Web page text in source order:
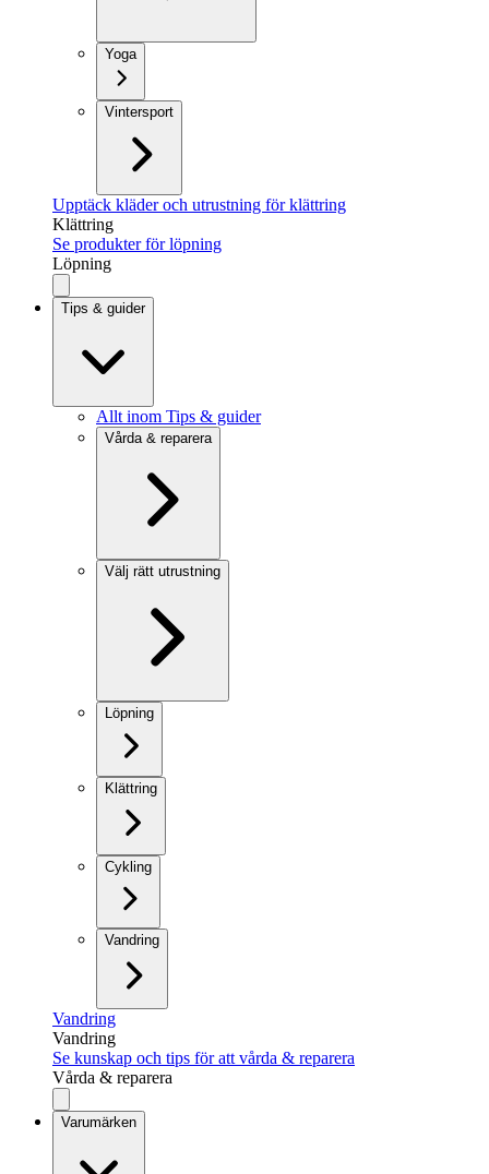
Yoga
Vintersport
Upptäck kläder och utrustning för klättring
Klättring
Se produkter för löpning
Löpning
Tips & guider
Allt inom Tips & guider
Vårda & reparera
Välj rätt utrustning
Löpning
Klättring
Cykling
Vandring
Vandring
Vandring
Se kunskap och tips för att vårda & reparera
Vårda & reparera
Varumärken